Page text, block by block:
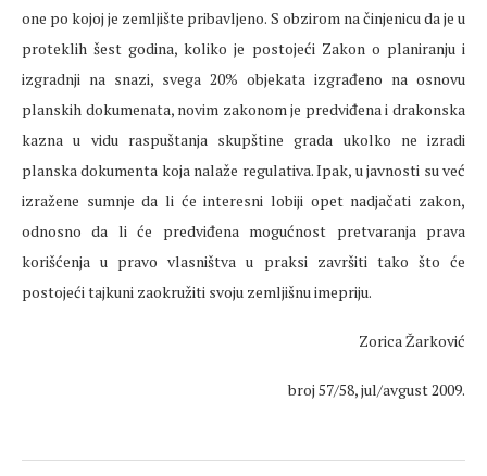
one po kojoj je zemljište pribavljeno. S obzirom na činjenicu da je u
proteklih šest godina, koliko je postojeći Zakon o planiranju i
izgradnji na snazi, svega 20% objekata izgrađeno na osnovu
planskih dokumenata, novim zakonom je predviđena i drakonska
kazna u vidu raspuštanja skupštine grada ukolko ne izradi
planska dokumenta koja nalaže regulativa. Ipak, u javnosti su već
izražene sumnje da li će interesni lobiji opet nadjačati zakon,
odnosno da li će predviđena mogućnost pretvaranja prava
korišćenja u pravo vlasništva u praksi završiti tako što će
postojeći tajkuni zaokružiti svoju zemljišnu imepriju.
Zorica Žarković
broj 57/58, jul/avgust 2009.